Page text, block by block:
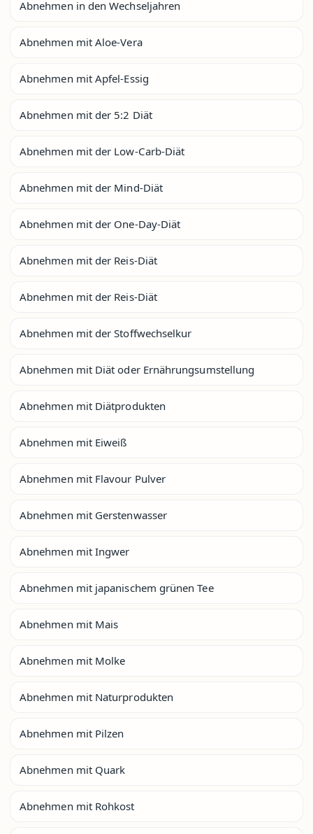
Abnehmen in den Wechseljahren
Abnehmen mit Aloe-Vera
Abnehmen mit Apfel-Essig
Abnehmen mit der 5:2 Diät
Abnehmen mit der Low-Carb-Diät
Abnehmen mit der Mind-Diät
Abnehmen mit der One-Day-Diät
Abnehmen mit der Reis-Diät
Abnehmen mit der Reis-Diät
Abnehmen mit der Stoffwechselkur
Abnehmen mit Diät oder Ernährungsumstellung
Abnehmen mit Diätprodukten
Abnehmen mit Eiweiß
Abnehmen mit Flavour Pulver
Abnehmen mit Gerstenwasser
Abnehmen mit Ingwer
Abnehmen mit japanischem grünen Tee
Abnehmen mit Mais
Abnehmen mit Molke
Abnehmen mit Naturprodukten
Abnehmen mit Pilzen
Abnehmen mit Quark
Abnehmen mit Rohkost